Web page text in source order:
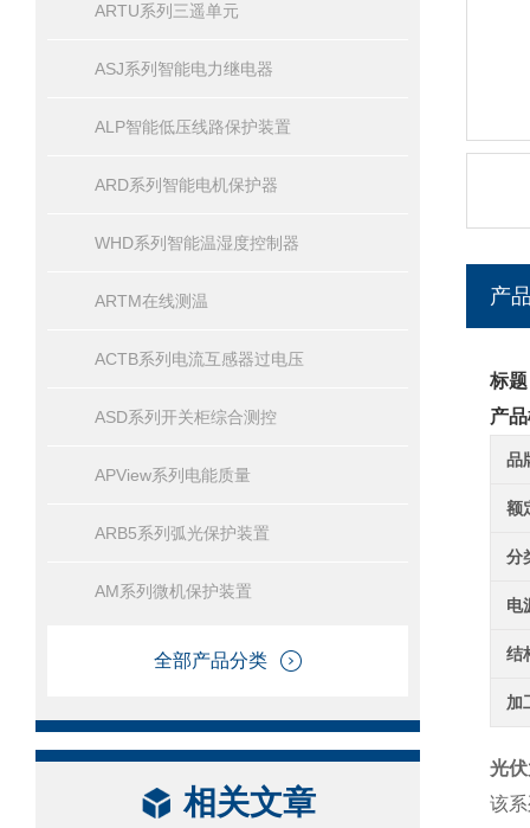
ARTU系列三遥单元
ASJ系列智能电力继电器
ALP智能低压线路保护装置
ARD系列智能电机保护器
WHD系列智能温湿度控制器
ARTM在线测温
ACTB系列电流互感器过电压
ASD系列开关柜综合测控
APView系列电能质量
ARB5系列弧光保护装置
AM系列微机保护装置
全部产品分类
相关文章
产
标
产
品
额
分
电
结
加
光
该